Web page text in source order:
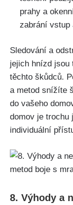
⁤prahy a
zabrání vstup
Sledování a⁢
jejich hnízd ⁢jsou
‍těchto škůdců.
a metod snížíte
do vašeho
domov je‍ trochu⁣
individuální
8. Výhody a